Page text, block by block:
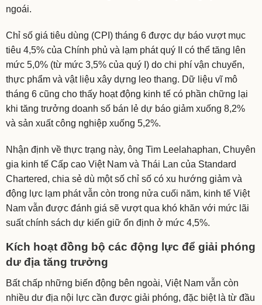
ngoái.
Chỉ số giá tiêu dùng (CPI) tháng 6 được dự báo vượt mục
tiêu 4,5% của Chính phủ và lạm phát quý II có thể tăng lên
mức 5,0% (từ mức 3,5% của quý I) do chi phí vận chuyển,
thực phẩm và vật liệu xây dựng leo thang. Dữ liệu vĩ mô
tháng 6 cũng cho thấy hoạt động kinh tế có phần chững lại
khi tăng trưởng doanh số bán lẻ dự báo giảm xuống 8,2%
và sản xuất công nghiệp xuống 5,2%.
Nhận định về thực trạng này, ông Tim Leelahaphan, Chuyên
gia kinh tế Cấp cao Việt Nam và Thái Lan của Standard
Chartered, chia sẻ dù một số chỉ số có xu hướng giảm và
động lực lạm phát vẫn còn trong nửa cuối năm, kinh tế Việt
Nam vẫn được đánh giá sẽ vượt qua khó khăn với mức lãi
suất chính sách dự kiến giữ ổn định ở mức 4,5%.
Kích hoạt đồng bộ các động lực để giải phóng
dư địa tăng trưởng
Bất chấp những biến động bên ngoài, Việt Nam vẫn còn
nhiều dư địa nội lực cần được giải phóng, đặc biệt là từ đầu